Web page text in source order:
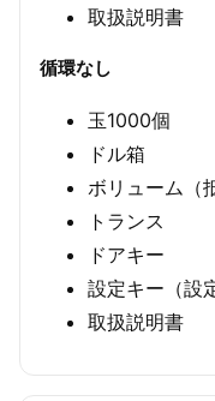
取扱説明書
循環なし
玉1000個
ドル箱
ボリューム（
トランス
ドアキー
設定キー（設
取扱説明書